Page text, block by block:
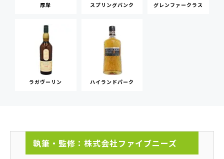
厚岸 スプリングバンク グレンファークラス
ラガヴーリン ハイランドパーク
執筆・監修：株式会社ファイブニーズ